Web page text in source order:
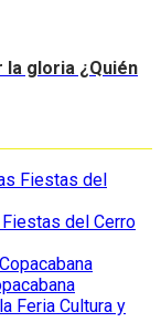
la gloria ¿Quién
del Cerro